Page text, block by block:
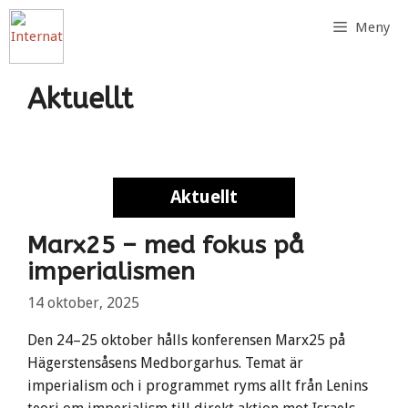
Hoppa
till
Meny
Aktuellt
Aktuellt
Aktuellt
Marx25 – med fokus på
imperialismen
14 oktober, 2025
Den 24–25 oktober hålls konferensen Marx25 på
Hägerstensåsens Medborgarhus. Temat är
imperialism och i programmet ryms allt från Lenins